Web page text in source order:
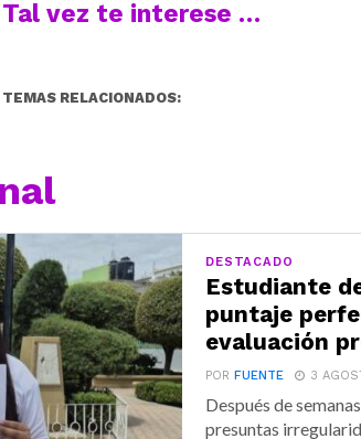
Tal vez te interese …
TEMAS RELACIONADOS:
DESTACADO
Estudiante
puntaje
evaluación
PORFUENTE 3
Después de
presuntas